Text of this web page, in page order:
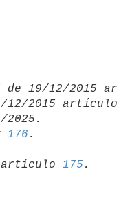
de 19/12/2015
12/2015 artículo
176
artículo 175